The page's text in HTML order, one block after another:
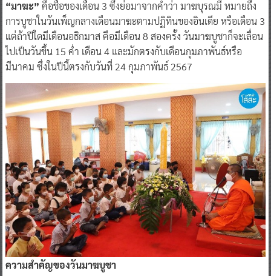
“มาฆะ” คือชื่อของเดือน 3 ซึ่งย่อมาจากคำว่า มาฆบุรณมี หมายถึง
การบูชาในวันเพ็ญกลางเดือนมาฆะตามปฏิทินของอินเดีย หรือเดือน 3
แต่ถ้าปีใดมีเดือนอธิกมาส คือมีเดือน 8 สองครั้ง วันมาฆบูชาก็จะเลื่อน
ไปเป็นวันขึ้น 15 ค่ำ เดือน 4 และมักตรงกับเดือนกุมภาพันธ์หรือ
มีนาคม ซึ่งในปีนี้ตรงกับวันที่ 24 กุมภาพันธ์ 2567
ความสำคัญของวันมาฆบูชา